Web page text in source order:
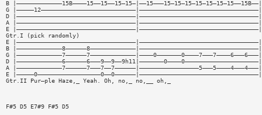
B
G
D
A
E
Gtr.I (pick randomly)
E
B
G
D
A
E
Gtr.II Pur—ple Haze,_ Yeah. Oh, no,_ no,__ oh,_
F#5 D5 E7#9 F#5 D5